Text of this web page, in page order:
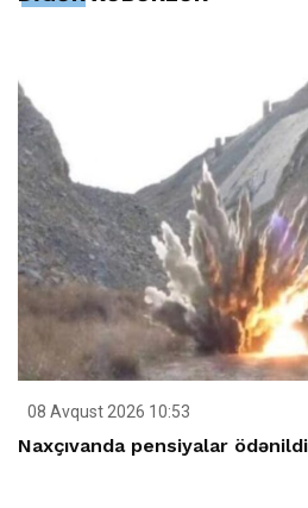
08 Avqust 2026 10:53
Naxçıvanda pensiyalar ödənildi